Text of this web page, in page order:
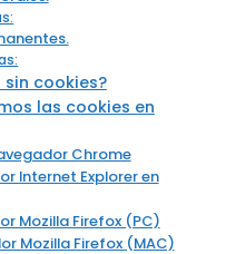
sin cookies?
las cookies en
Chrome
Internet Explorer en
Mozilla Firefox (PC)
Mozilla Firefox (MAC)